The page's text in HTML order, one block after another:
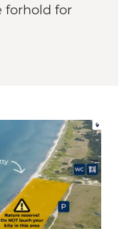
forhold for